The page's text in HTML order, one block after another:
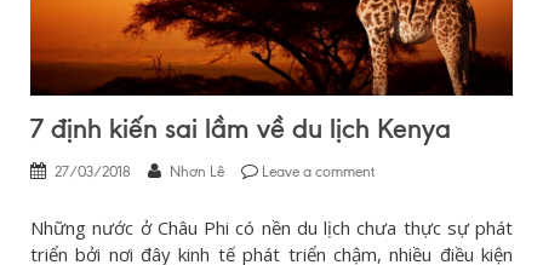
7 định kiến sai lầm về du lịch Kenya
27/03/2018 Nhơn Lê Leave a comment
Những nước ở Châu Phi có nền du lịch chưa thực sự phát
triển bởi nơi đây kinh tế phát triển chậm, nhiều điều kiện